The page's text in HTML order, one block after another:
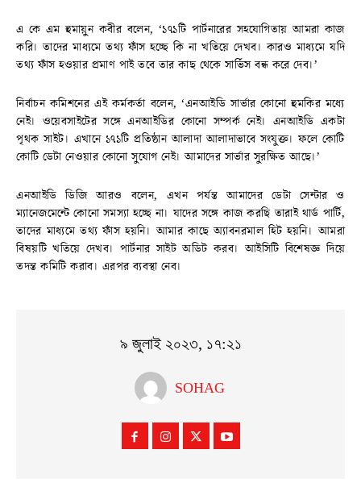
এ কে এম হুমায়ুন কবীর বলেন, ‘১৭১টি পার্টনারের সহযোগিতায় আমরা কাজ
করি। তাদের মাধ্যমে তথ্য ফাঁস হচ্ছে কি না খতিয়ে দেখব। কারও মাধ্যমে যদি
তথ্য ফাঁস হওয়ার প্রমাণ পাই তবে তার কাছ থেকে সার্ভিস বন্ধ করে দেব।’
নির্বাচন কমিশনের এই কর্মকর্তা বলেন, ‘এনআইডি সার্ভার কোনো হুমকির মধ্যে
নেই। ওয়েবসাইটের সঙ্গে এনআইডির কোনো সম্পর্ক নেই। এনআইডি একটা
পৃথক সাইট। এখানে ১৭১টি প্রতিষ্ঠান আলাদা আলাদাভাবে সংযুক্ত। ফলে কোটি
কোটি ডেটা নেওয়ার কোনো সুযোগ নেই। আমাদের সার্ভার সুরক্ষিত আছে।’
এনআইডি ডিজি আরও বলেন, এখন পর্যন্ত আমাদের ডেটা সেন্টার ও
ম্যানেজমেন্টে কোনো সমস্যা হচ্ছে না। যাদের সঙ্গে কাজ করছি তারাই থার্ড পার্টি,
তাদের মাধ্যমে তথ্য ফাঁস হয়নি। আমার কাছে অ্যাবনরমাল হিট হয়নি। আমরা
বিষয়টি খতিয়ে দেখব। পার্টনার সাইট অডিট করব। আইসিটি বিশেষজ্ঞ দিয়ে
তদন্ত কমিটি করাব। এরপর ব্যবস্থা নেব।
৯ জুলাই ২০২৩, ১৭:২১
SOHAG